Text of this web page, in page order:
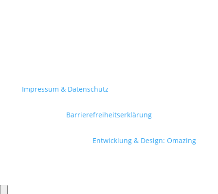
Impressum & Datenschutz
Barrierefreiheitserklärung
Entwicklung & Design: Omazing